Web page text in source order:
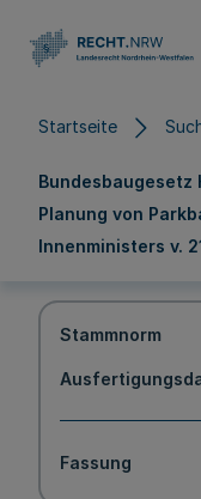
Startseite
Planung von
Innenministers v.
Stammnorm
Fassung